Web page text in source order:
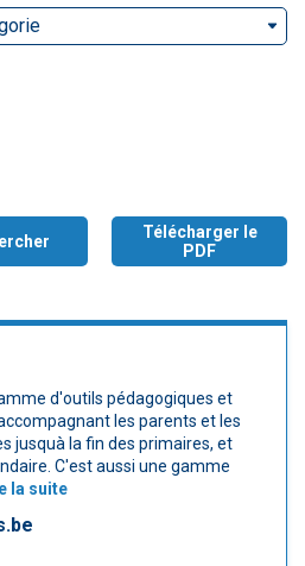
Télécharger le
PDF
d'outils pédagogiques et
les parents et les
jusquà la fin des primaires, et
C'est aussi une gamme
la suite